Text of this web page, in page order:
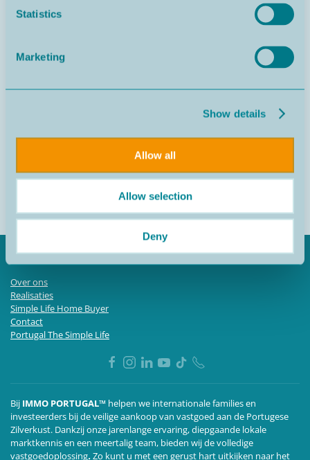
Statistics
Marketing
Show details
Allow all
Allow selection
Deny
Schrijf u in op onze nieuwsbrief
Ik heb het gebruik van mijn persoonlijke gegevens voor de
doeleinden beschreven inImmo Portugal Privacy Policy.
ABONNEREN
Over ons
Realisaties
Simple Life Home Buyer
Contact
Portugal The Simple Life
Bij IMMO PORTUGAL™ helpen we internationale families en
investeerders bij de veilige aankoop van vastgoed aan de Portugese
Zilverkust. Dankzij onze jarenlange ervaring, diepgaande lokale
marktkennis en een meertalig team, bieden wij de volledige
vastgoedoplossing.Zo kunt u met een gerust hart uitkijken naar het